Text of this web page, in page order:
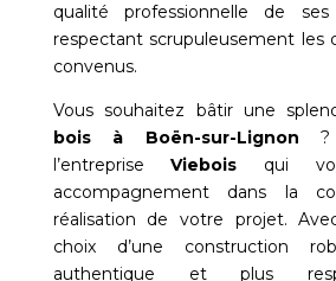
qualité professionnelle de
respectant scrupuleusement les
convenus.
Vous souhaitez bâtir une
bois à
Boën-sur-Lignon ?
l’entrepriseViebois qui
accompagnement dans la
réalisation de votre projet.
choix d’une construction
authentique et plus